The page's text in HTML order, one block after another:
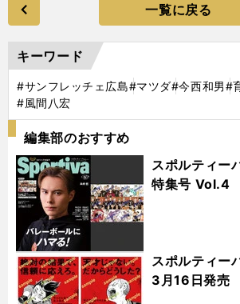
一覧に戻る
キーワード
#サンフレッチェ広島#マツダ#今西和男#
#風間八宏
編集部のおすすめ
スポルティ
特集号 Vol.4
スポルティ
3月16日発売